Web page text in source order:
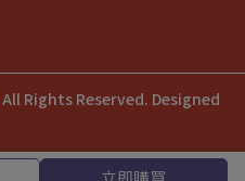
All Rights Reserved. Designed